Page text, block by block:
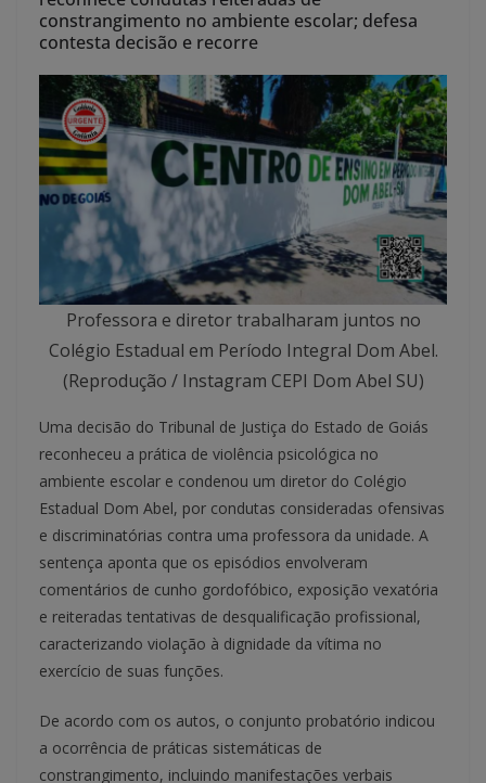
constrangimento no ambiente escolar; defesa
contesta decisão e recorre
Professora e diretor trabalharam juntos no
Colégio Estadual em Período Integral Dom Abel.
(Reprodução / Instagram CEPI Dom Abel SU)
Uma decisão do Tribunal de Justiça do Estado de Goiás
reconheceu a prática de violência psicológica no
ambiente escolar e condenou um diretor do Colégio
Estadual Dom Abel, por condutas consideradas ofensivas
e discriminatórias contra uma professora da unidade. A
sentença aponta que os episódios envolveram
comentários de cunho gordofóbico, exposição vexatória
e reiteradas tentativas de desqualificação profissional,
caracterizando violação à dignidade da vítima no
exercício de suas funções.
De acordo com os autos, o conjunto probatório indicou
a ocorrência de práticas sistemáticas de
constrangimento, incluindo manifestações verbais